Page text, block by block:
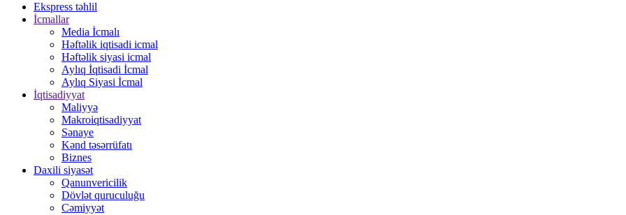
Ekspress təhlil
İcmallar
Media İcmalı
Həftəlik iqtisadi icmal
Həftəlik siyasi icmal
Aylıq İqtisadi İcmal
Aylıq Siyasi İcmal
İqtisadiyyat
Maliyyə
Makroiqtisadiyyat
Sənaye
Kənd təsərrüfatı
Biznes
Daxili siyasət
Qanunvericilik
Dövlət quruculuğu
Cəmiyyət